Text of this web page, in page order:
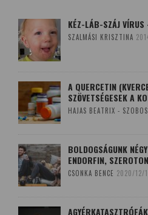
KÉZ-LÁB-SZÁJ VÍRUS
SZALMÁSI KRISZTINA
A QUERCETIN
SZÖVETSÉGESEK A
HAJAS BEATRIX -
BOLDOGSÁGUNK
ENDORFIN,
CSONKA BENCE 2020/12/